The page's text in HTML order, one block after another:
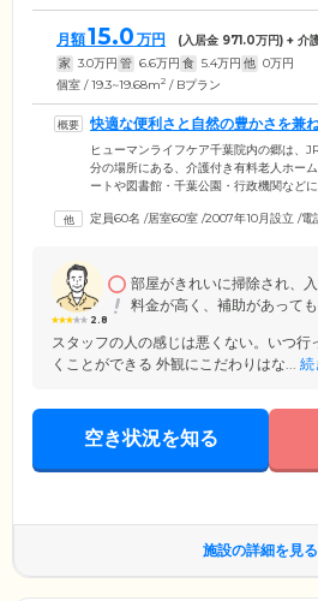
月額15.0 万円 (入居金 971.0万円) + 介
家 3.0万円 管 6.6万円 食 5.4万円 他 0万円
個室 / 19.3~19.68m2 / Bプラン
快適な便利さと自然の豊かさを兼
境です
ヒューマンライフケア千葉院内の郷は、
分の場所にある、介護付き有料老人ホー
ートや図書館・千葉公園・行政機関など
訪れやすい、便利なロケーションです。
ただけます。また、病院受診時や外出時
もご提供しており、大変ご好評いただいて
定員60名 /居室60室 /2007年10月設立 /電
2.8
部屋がきれいに掃除され、入
料金が高く、補助があっても
スタッフの人の感じは悪くない。いつ行
くことができる 外観にこだわりはな... 続
空き状況を知る
施設の詳細を見る